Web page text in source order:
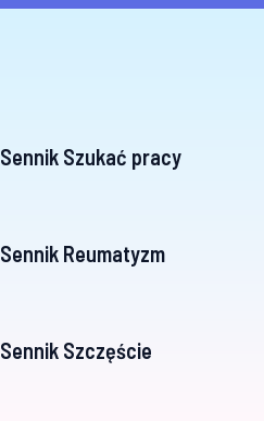
Sennik Szukać pracy
Sennik Reumatyzm
Sennik Szczęście